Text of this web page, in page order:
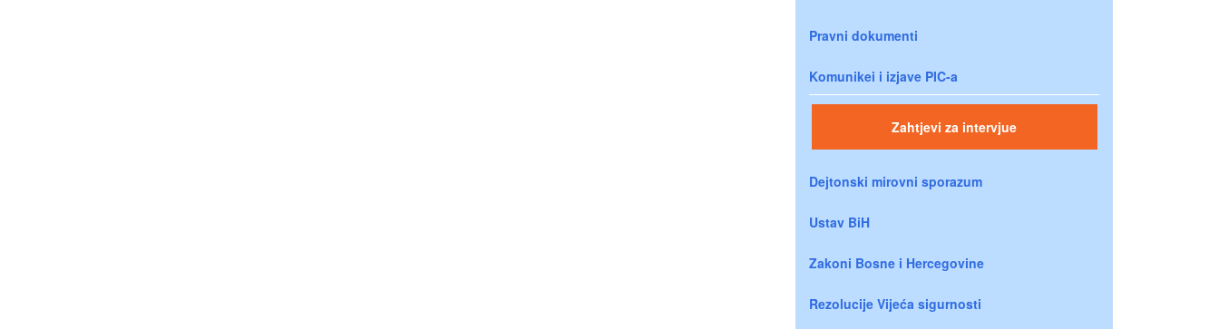
Pravni dokumenti
Komunikei i izjave PIC-a
Zahtjevi za intervjue
Dejtonski mirovni sporazum
Ustav BiH
Zakoni Bosne i Hercegovine
Rezolucije Vijeća sigurnosti